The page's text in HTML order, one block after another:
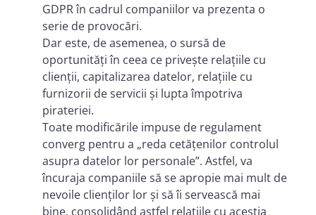
GDPR în cadrul companiilor va prezenta o
serie de provocări.
Dar este, de asemenea, o sursă de
oportunități în ceea ce privește relațiile cu
clienții, capitalizarea datelor, relațiile cu
furnizorii de servicii și lupta împotriva
pirateriei.
Toate modificările impuse de regulament
converg pentru a „reda cetățenilor controlul
asupra datelor lor personale”. Astfel, va
încuraja companiile să se apropie mai mult de
nevoile clienților lor și să îi servească mai
bine, consolidând astfel relațiile cu aceștia